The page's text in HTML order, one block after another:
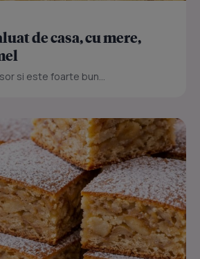
de casa, cu mere,
si este foarte bun...